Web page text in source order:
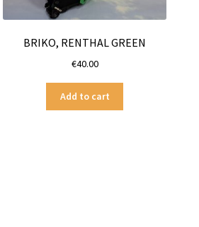
BRIKO, RENTHAL GREEN
€40.00
Add to cart